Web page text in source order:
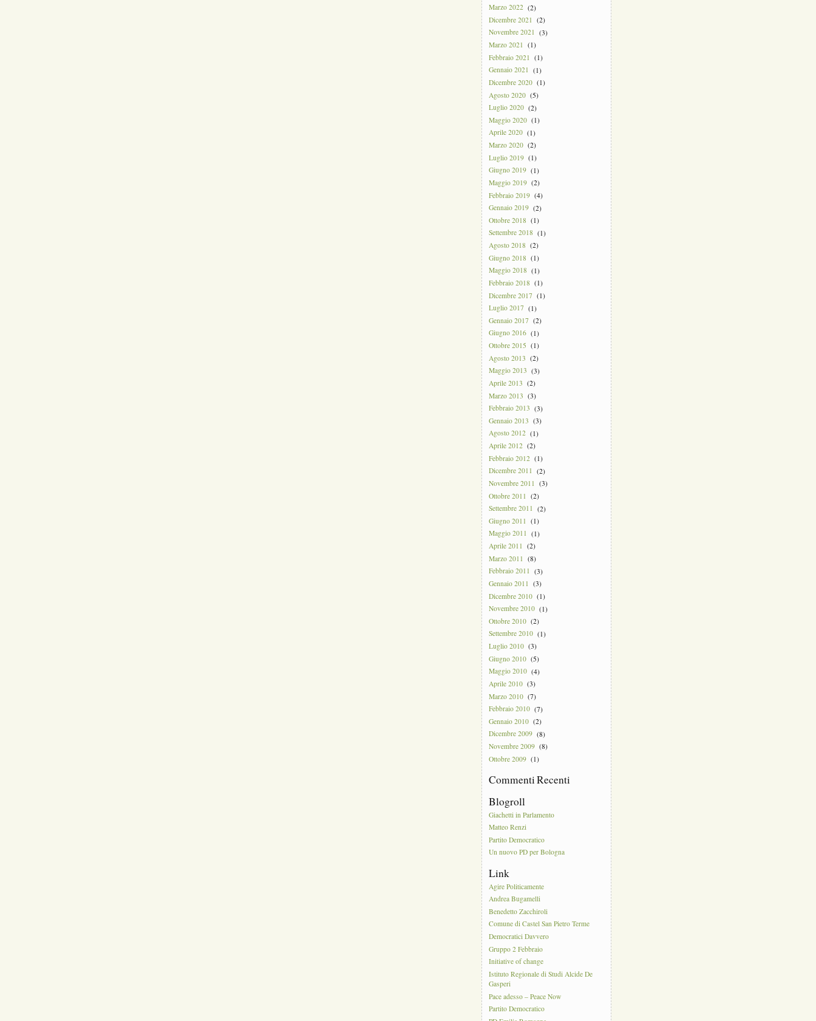
Marzo 2022 (2)
Dicembre 2021 (2)
Novembre 2021 (3)
Marzo 2021 (1)
Febbraio 2021 (1)
Gennaio 2021 (1)
Dicembre 2020 (1)
Agosto 2020 (5)
Luglio 2020 (2)
Maggio 2020 (1)
Aprile 2020 (1)
Marzo 2020 (2)
Luglio 2019 (1)
Giugno 2019 (1)
Maggio 2019 (2)
Febbraio 2019 (4)
Gennaio 2019 (2)
Ottobre 2018 (1)
Settembre 2018 (1)
Agosto 2018 (2)
Giugno 2018 (1)
Maggio 2018 (1)
Febbraio 2018 (1)
Dicembre 2017 (1)
Luglio 2017 (1)
Gennaio 2017 (2)
Giugno 2016 (1)
Ottobre 2015 (1)
Agosto 2013 (2)
Maggio 2013 (3)
Aprile 2013 (2)
Marzo 2013 (3)
Febbraio 2013 (3)
Gennaio 2013 (3)
Agosto 2012 (1)
Aprile 2012 (2)
Febbraio 2012 (1)
Dicembre 2011 (2)
Novembre 2011 (3)
Ottobre 2011 (2)
Settembre 2011 (2)
Giugno 2011 (1)
Maggio 2011 (1)
Aprile 2011 (2)
Marzo 2011 (8)
Febbraio 2011 (3)
Gennaio 2011 (3)
Dicembre 2010 (1)
Novembre 2010 (1)
Ottobre 2010 (2)
Settembre 2010 (1)
Luglio 2010 (3)
Giugno 2010 (5)
Maggio 2010 (4)
Aprile 2010 (3)
Marzo 2010 (7)
Febbraio 2010 (7)
Gennaio 2010 (2)
Dicembre 2009 (8)
Novembre 2009 (8)
Ottobre 2009 (1)
Commenti Recenti
Blogroll
Giachetti in Parlamento
Matteo Renzi
Partito Democratico
Un nuovo PD per Bologna
Link
Agire Politicamente
Andrea Bugamelli
Benedetto Zacchiroli
Comune di Castel San Pietro Terme
Democratici Davvero
Gruppo 2 Febbraio
Initiative of change
Istituto Regionale di Studi Alcide De
Gasperi
Pace adesso – Peace Now
Partito Democratico